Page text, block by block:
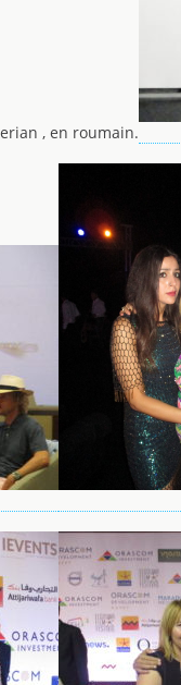
, en roumain.